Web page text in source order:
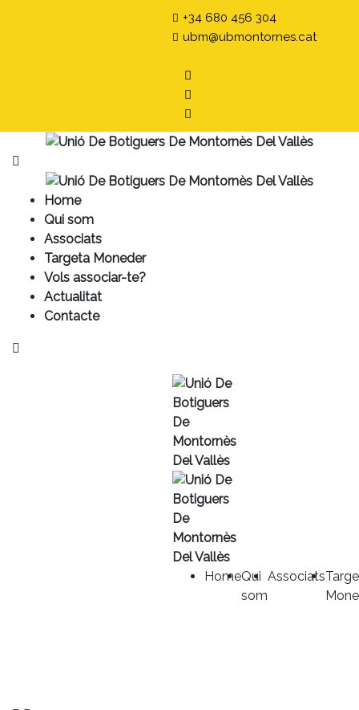
+34 680 456 304
ubm@ubmontornes.cat
Home
Qui som
Associats
Targeta Moneder
Vols associar-te?
Actualitat
Contacte
HomeQui
som
Associats